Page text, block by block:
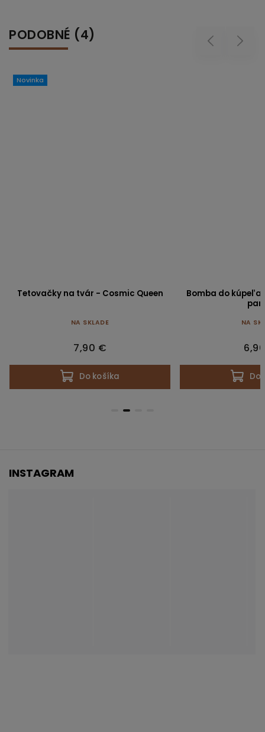
PODOBNÉ (4) Previous
Novinka
Tetovačky na tvár - Cosmic Queen
NA SKLADE
7,90 €
Do košíka
Bomba do
NA
Do
Next
INSTAGRAM